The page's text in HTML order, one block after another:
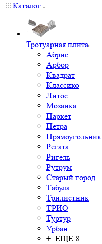
Каталог
Тротуарная плита
Абрис
Арбор
Квадрат
Классико
Литос
Мозаика
Паркет
Петра
Прямоугольник
Регата
Ригель
Рутрум
Старый город
Табула
Трилистник
ТРИО
Туртур
Урбан
+ ЕЩЕ 8